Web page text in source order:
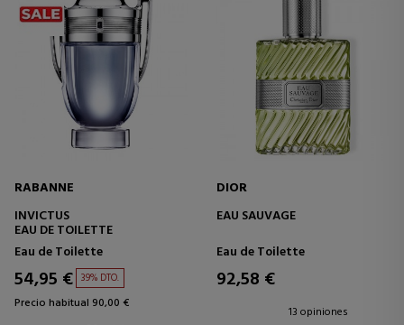
RABANNE
INVICTUS
EAU DE TOILETTE
Eau de Toilette
54,95 € 39% DTO.
Precio habitual 90,00 €
DIOR
EAU SAUVAGE
Eau de Toilette
92,58 €
13 opiniones